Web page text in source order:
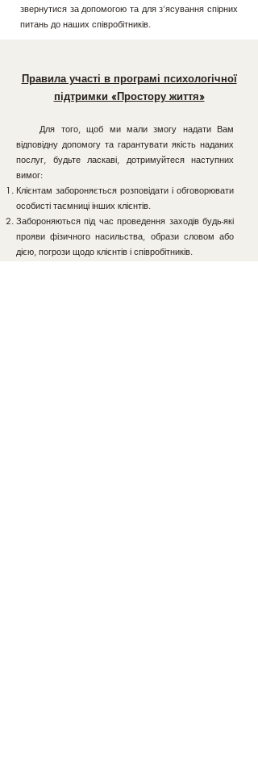
звернутися за допомогою та для з’ясування спірних
питань до наших співробітників.
Правила участі в програмі психологічної
підтримки «Простору життя»
Для того, щоб ми мали змогу надати Вам
відповідну допомогу та гарантувати якість наданих
послуг, будьте ласкаві, дотримуйтеся наступних
вимог:
Клієнтам забороняється розповідати і обговорювати
особисті таємниці інших клієнтів.
Забороняються під час проведення заходів будь-які
прояви фізичного насильства, образи словом або
дією, погрози щодо клієнтів і співробітників.